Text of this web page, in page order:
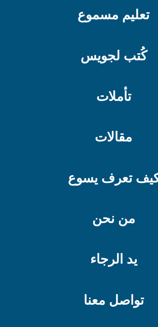
تعليم مسموع
كُتب لجويس
تأملات
مقالات
تعرف يسوع
من نحن
يد الرجاء
تواصل معنا